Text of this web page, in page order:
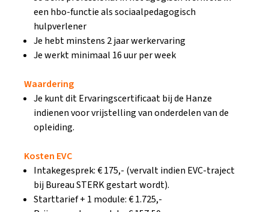
een hbo-functie als sociaalpedagogisch
hulpverlener
Je hebt minstens 2 jaar werkervaring
Je werkt minimaal 16 uur per week
Waardering
Je kunt dit Ervaringscertificaat bij de Hanze
indienen voor vrijstelling van onderdelen van de
opleiding.
Kosten EVC
Intakegesprek: € 175,- (vervalt indien EVC-traject
bij Bureau STERK gestart wordt).
Starttarief + 1 module: € 1.725,-